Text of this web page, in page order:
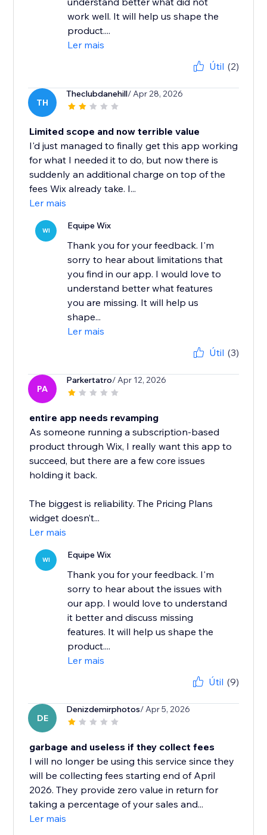
work well. It will help us shape the
product....
Ler mais
Útil (2)
TH
Theclubdanehill/ Apr 28, 2026
Limited scope and now terrible value
I'd just managed to finally get this app working
for what I needed it to do, but now there is
suddenly an additional charge on top of the
fees Wix already take. I...
Ler mais
WI Equipe Wix
Thank you for your feedback. I'm
sorry to hear about limitations that
you find in our app. I would love to
understand better what features
you are missing. It will help us
shape...
Ler mais
Útil (3)
PA
Parkertatro/ Apr 12, 2026
entire app needs revamping
As someone running a subscription-based
product through Wix, I really want this app to
succeed, but there are a few core issues
holding it back.
The biggest is reliability. The Pricing Plans
widget doesn’t...
Ler mais
WI Equipe Wix
Thank you for your feedback. I'm
sorry to hear about the issues with
our app. I would love to understand
it better and discuss missing
features. It will help us shape the
product....
Ler mais
Útil (9)
DE
Denizdemirphotos/ Apr 5, 2026
garbage and useless if they collect fees
I will no longer be using this service since they
will be collecting fees starting end of April
2026. They provide zero value in return for
taking a percentage of your sales and...
Ler mais